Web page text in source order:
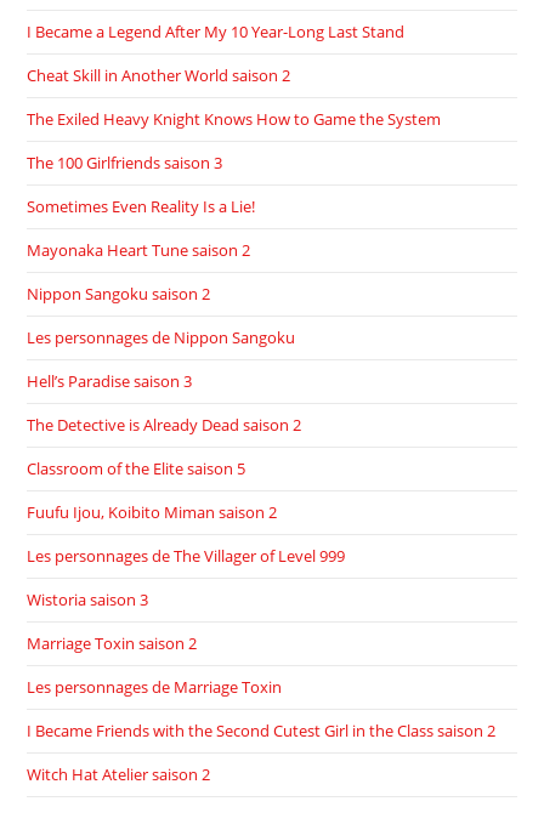
I Became a Legend After My 10 Year-Long Last Stand
Cheat Skill in Another World saison 2
The Exiled Heavy Knight Knows How to Game the System
The 100 Girlfriends saison 3
Sometimes Even Reality Is a Lie!
Mayonaka Heart Tune saison 2
Nippon Sangoku saison 2
Les personnages de Nippon Sangoku
Hell’s Paradise saison 3
The Detective is Already Dead saison 2
Classroom of the Elite saison 5
Fuufu Ijou, Koibito Miman saison 2
Les personnages de The Villager of Level 999
Wistoria saison 3
Marriage Toxin saison 2
Les personnages de Marriage Toxin
I Became Friends with the Second Cutest Girl in the Class saison 2
Witch Hat Atelier saison 2